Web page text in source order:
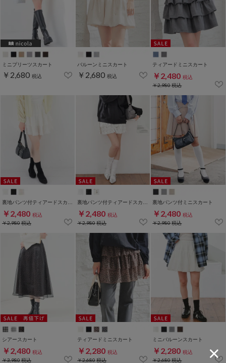
ミニプリーツスカート
￥2,680 税込
バルーンミニスカート
￥2,680 税込
ティアードミニスカート
￥2,480 税込
￥2,980税込
￥2,480 税込
￥2,980税込
￥2,480 税込
￥2,980税込
裏地パンツ付ミニスカート
￥2,480 税込
￥2,980税込
シアースカート
￥2,480 税込
￥3,980税込
ティアードミニスカート
￥2,280 税込
￥2,680税込
ミニバルーンスカート
￥2,280 税込
￥2,680税込